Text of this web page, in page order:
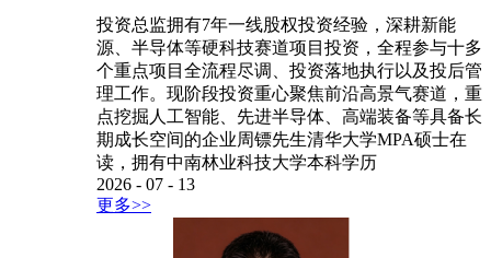
投资总监拥有7年一线股权投资经验，深耕新能
源、半导体等硬科技赛道项目投资，全程参与十多
个重点项目全流程尽调、投资落地执行以及投后管
理工作。现阶段投资重心聚焦前沿高景气赛道，重
点挖掘人工智能、先进半导体、高端装备等具备长
期成长空间的企业周镖先生清华大学MPA硕士在
读，拥有中南林业科技大学本科学历
2026 - 07 - 13
更多>>